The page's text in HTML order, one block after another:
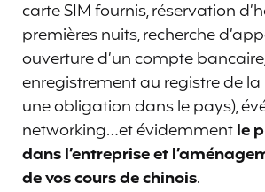
carte SIM fournis, réservation
premières nuits, recherche
ouverture d’un compte bancaire,
enregistrement au registre de la
une obligation dans le pays),
networking…et évidemmentle
dans l’entreprise et
de vos cours de chinois.